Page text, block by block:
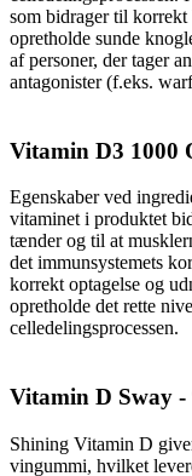
som bidrager til
opretholde sunde
af personer, der tager
antagonister (f.eks.
Vitamin D3 1000
Egenskaber ved
vitaminet i produktet
tænder og til at
det immunsystemets
korrekt optagelse og
opretholde det rette
celledelingsprocessen.
Vitamin D Sway -
Shining Vitamin D
vingummi, hvilket